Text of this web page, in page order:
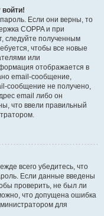
войти!
Если они верны, то
COPPA и при
следуйте полученным
чтобы все новые
или
отображается в
email-сообщение,
сообщение не получено,
email либо он
что ввели правильный
всего убедитесь, что
Если данные введены
проверить, не был ли
что допущена ошибка
для